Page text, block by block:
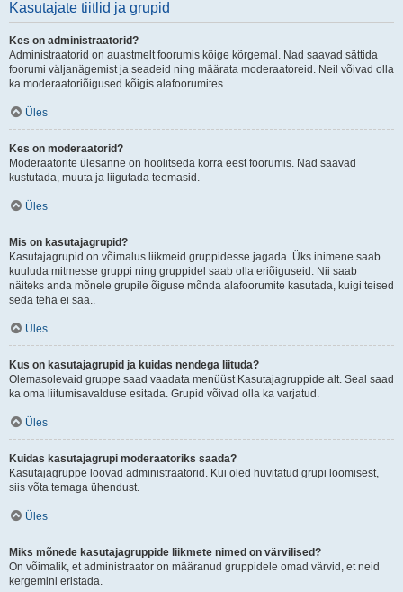
Kasutajate tiitlid ja grupid
Kes on administraatorid?
Administraatorid on auastmelt foorumis kõige kõrgemal. Nad saavad sättida
foorumi väljanägemist ja seadeid ning määrata moderaatoreid. Neil võivad olla
ka moderaatoriõigused kõigis alafoorumites.
Üles
Kes on moderaatorid?
Moderaatorite ülesanne on hoolitseda korra eest foorumis. Nad saavad
kustutada, muuta ja liigutada teemasid.
Üles
Mis on kasutajagrupid?
Kasutajagrupid on võimalus liikmeid gruppidesse jagada. Üks inimene saab
kuuluda mitmesse gruppi ning gruppidel saab olla eriõiguseid. Nii saab
näiteks anda mõnele grupile õiguse mõnda alafoorumite kasutada, kuigi teised
seda teha ei saa..
Üles
Kus on kasutajagrupid ja kuidas nendega liituda?
Olemasolevaid gruppe saad vaadata menüüst Kasutajagruppide alt. Seal saad
ka oma liitumisavalduse esitada. Grupid võivad olla ka varjatud.
Üles
Kuidas kasutajagrupi moderaatoriks saada?
Kasutajagruppe loovad administraatorid. Kui oled huvitatud grupi loomisest,
siis võta temaga ühendust.
Üles
Miks mõnede kasutajagruppide liikmete nimed on värvilised?
On võimalik, et administraator on määranud gruppidele omad värvid, et neid
kergemini eristada.